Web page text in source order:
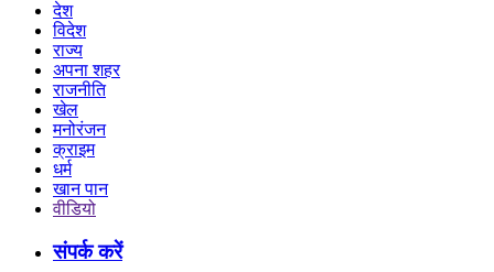
देश
विदेश
राज्य
अपना शहर
राजनीति
खेल
मनोरंजन
क्राइम
धर्म
खान पान
वीडियो
संपर्क करें